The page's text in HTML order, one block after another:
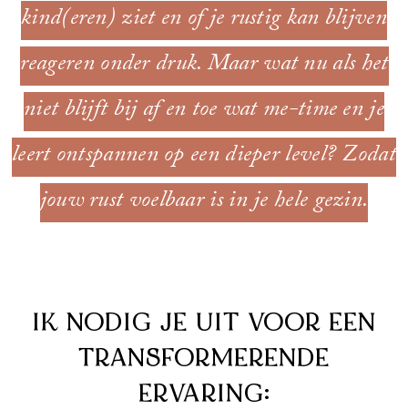
kind(eren) ziet en of je rustig kan blijven
reageren onder druk. Maar wat nu als het
niet blijft bij af en toe wat me-time en je
leert ontspannen op een dieper level? Zodat
jouw rust voelbaar is in je hele gezin.
IK NODIG JE UIT VOOR EEN
TRANSFORMERENDE
ERVARING: